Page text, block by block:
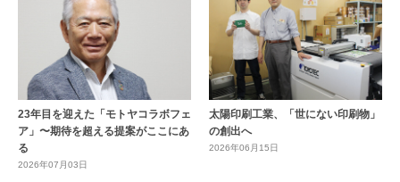
23年目を迎えた「モトヤコラボフェ
ア」〜期待を超える提案がここにあ
る
2026年07月03日
太陽印刷工業、「世にない印刷物」
の創出へ
2026年06月15日